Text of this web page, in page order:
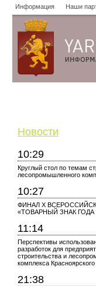
Информация Наши
Новости
10:29
Круглый стол по темам
лесопромышленного
10:27
ФИНАЛ X
«ТОВАРНЫЙ ЗНАК ГОДА
11:14
Перспективы
разработок для
строительства и
комплекса Красноярского
21:38